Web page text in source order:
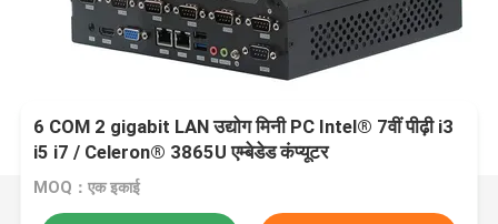
6 COM 2 gigabit LAN उद्योग मिनी PC Intel® 7वीं पीढ़ी i3
i5 i7 / Celeron® 3865U एम्बेडेड कंप्यूटर
MOQ：एक इकाई